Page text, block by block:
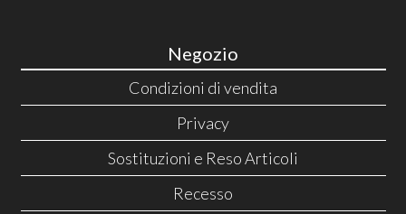
Negozio
Condizioni di vendita
Privacy
Sostituzioni e Reso Articoli
Recesso